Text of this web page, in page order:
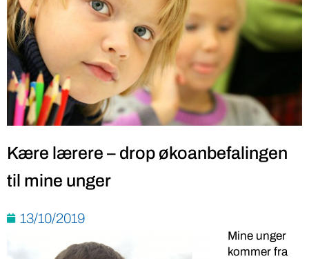
Kære lærere – drop økoanbefalingen
til mine unger
13/10/2019
Mine unger
kommer fra